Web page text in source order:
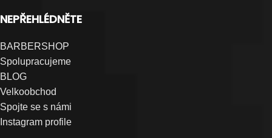
NEPŘEHLÉDNĚTE
BARBERSHOP
Spolupracujeme
BLOG
Velkoobchod
Spojte se s námi
Instagram profile